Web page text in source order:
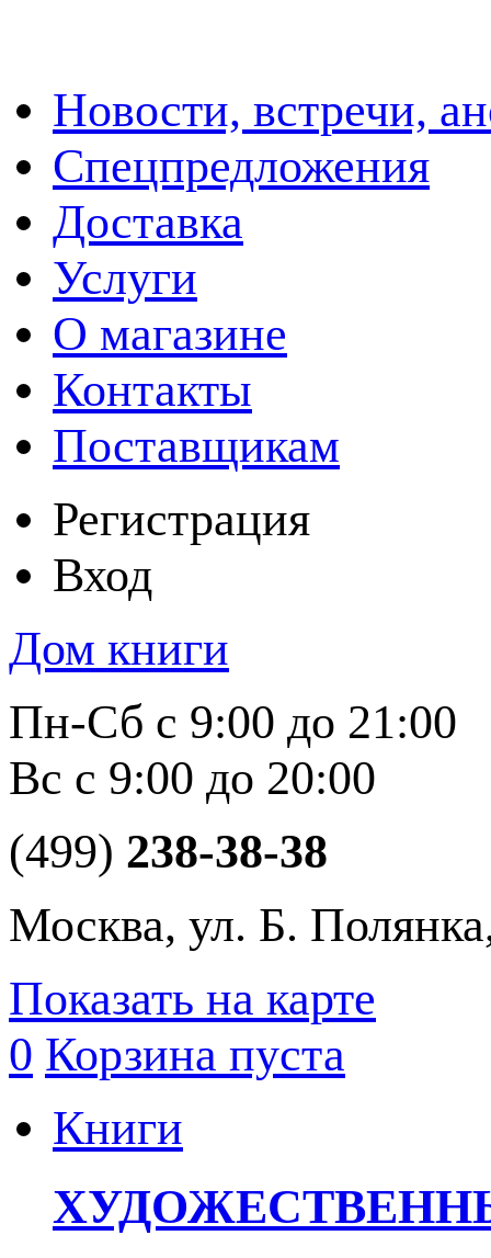
Новости, встречи,
Спецпредложения
Доставка
Услуги
О магазине
Контакты
Поставщикам
Регистрация
Вход
Дом книги
Пн-Сб с 9:00 до 21:00
Вс с 9:00 до 20:00
(499) 238-38-38
Москва, ул. Б.
Показать на карте
0 Корзина пуста
Книги